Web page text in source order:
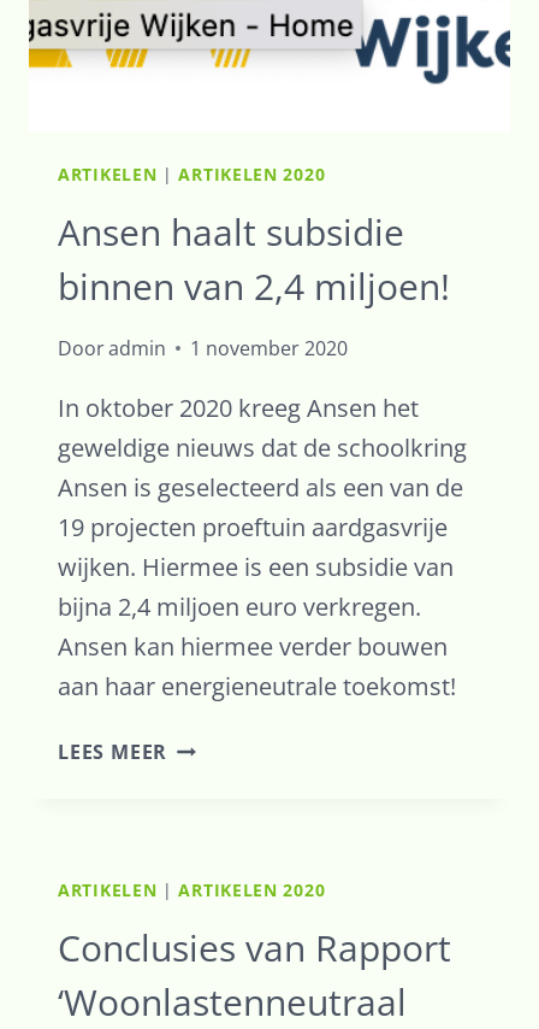
ARTIKELEN |ARTIKELEN 2020
Ansen haalt subsidie
binnen van 2,4 miljoen!
Dooradmin 1 november 2020
In oktober 2020 kreeg Ansen het
geweldige nieuws dat de schoolkring
Ansen is geselecteerd als een van de
19 projecten proeftuin aardgasvrije
wijken. Hiermee is een subsidie van
bijna 2,4 miljoen euro verkregen.
Ansen kan hiermee verder bouwen
aan haar energieneutrale toekomst!
LEES MEER ANSEN
2,4
MILJOEN!
ARTIKELEN |ARTIKELEN 2020
Conclusies van Rapport
‘Woonlastenneutraal